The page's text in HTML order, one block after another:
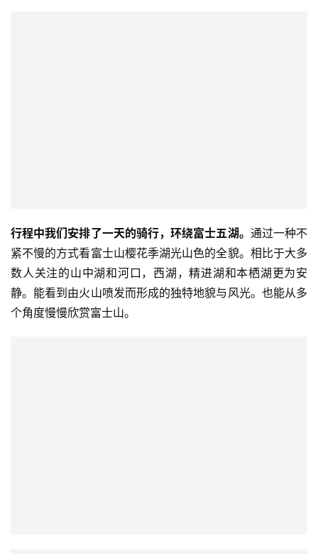
行程中我们安排了一天的骑行，环绕富士五湖。 通过一种不
紧不慢的方式看富士山樱花季湖光山色的全貌。相比于大多
数人关注的山中湖和河口，西湖，精进湖和本栖湖更为安
静。能看到由火山喷发而形成的独特地貌与风光。也能从多
个角度慢慢欣赏富士山。